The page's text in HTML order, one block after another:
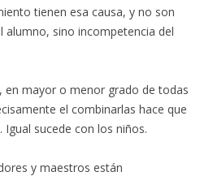
tienen esa causa, y no son
alumno, sino incompetencia del
mayor o menor grado de todas
el combinarlas hace que
sucede con los niños.
y maestros están